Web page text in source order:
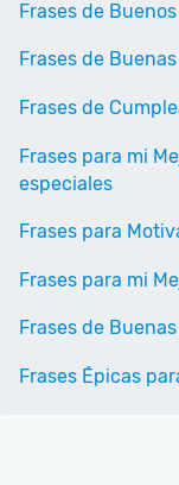
Frases de
Frases de
Frases de
Frases para mi
especiales
Frases para
Frases para mi
Frases de
Frases Épicas